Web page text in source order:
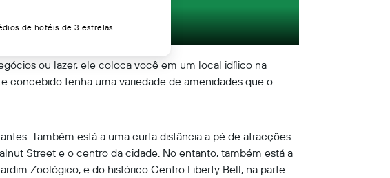
ou lazer, ele coloca você em um local idílico na
concebido tenha uma variedade de amenidades que o
Também está a uma curta distância a pé de atracções
Street e o centro da cidade. No entanto, também está a
Zoológico, e do histórico Centro Liberty Bell, na parte
de hotéis de 3 estrelas.